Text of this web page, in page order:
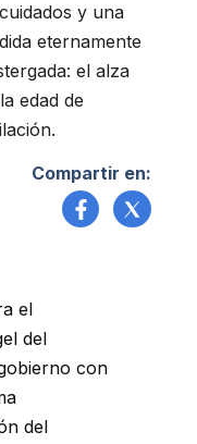
y una
eternamente
el alza
edad de
Compartir en:
el
del
con
del